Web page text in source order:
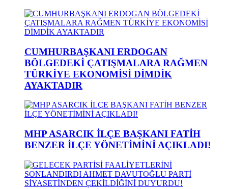
CUMHURBAŞKANI ERDOGAN
BÖLGEDEKİ ÇATIŞMALARA RAĞMEN
TÜRKİYE EKONOMİSİ DİMDİK
AYAKTADIR
MHP ASARCIK İLÇE BAŞKANI FATİH
BENZER İLÇE YÖNETİMİNİ AÇIKLADI!